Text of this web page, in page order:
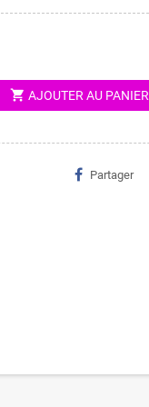
shopping_cart AJOUTER AU PANIER
Partager